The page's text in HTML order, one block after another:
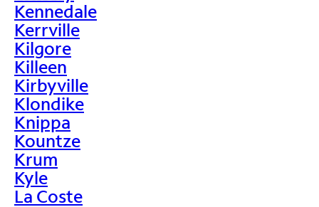
Kennedale
Kerrville
Kilgore
Killeen
Kirbyville
Klondike
Knippa
Kountze
Krum
Kyle
La Coste